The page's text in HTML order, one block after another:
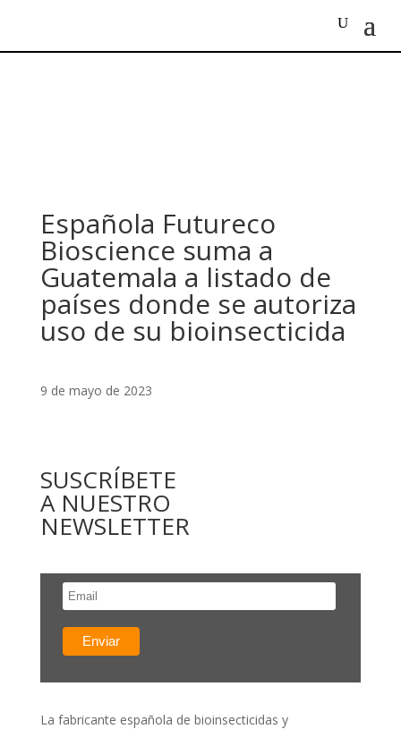
Española Futureco
Bioscience suma a
Guatemala a listado de
países donde se autoriza
uso de su bioinsecticida
9 de mayo de 2023
SUSCRÍBETE
A NUESTRO
NEWSLETTER
La fabricante española de bioinsecticidas y